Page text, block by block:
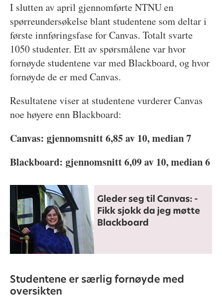
I slutten av april gjennomførte NTNU en
spørreundersøkelse blant studentene som deltar i
første innføringsfase for Canvas. Totalt svarte
1050 studenter. Ett av spørsmålene var hvor
fornøyde studentene var med Blackboard, og hvor
fornøyde de er med Canvas.
Resultatene viser at studentene vurderer Canvas
noe høyere enn Blackboard:
Canvas: gjennomsnitt 6,85 av 10, median 7
Blackboard: gjennomsnitt 6,09 av 10, median 6
Gleder seg til Canvas: -
Fikk sjokk da jeg møtte
Blackboard
Studentene er særlig fornøyde med
oversikten